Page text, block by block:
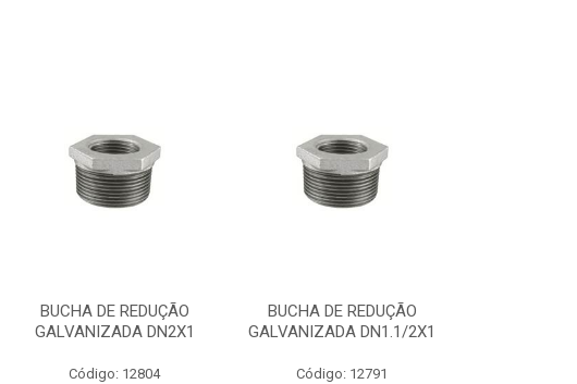
BUCHA DE REDUÇÃO
GALVANIZADA DN2X1
Código: 12804
BUCHA DE REDUÇÃO
GALVANIZADA DN1.1/2X1
Código: 12791